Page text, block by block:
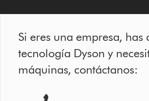
Si eres una empresa, has
tecnología Dyson y
máquinas, contáctanos: